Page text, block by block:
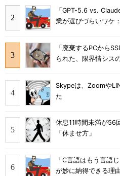
「GPT-5.6 vs.
業が選びづらいワケ
「廃棄するPCから
られた、限界情シス
Skypeは、Zoomや
た
休息11時間未満が
「休ませ方」
「C言語はもう言語
が妙に納得できる理